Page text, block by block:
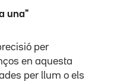
una"
per
en aquesta
per llum o els